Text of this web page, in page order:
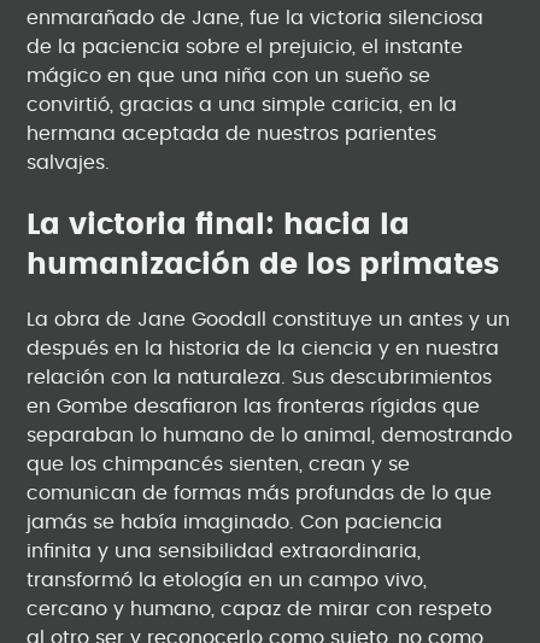
enmarañado de Jane, fue la victoria silenciosa
de la paciencia sobre el prejuicio, el instante
mágico en que una niña con un sueño se
convirtió, gracias a una simple caricia, en la
hermana aceptada de nuestros parientes
salvajes.
La victoria final: hacia la
humanización de los primates
La obra de Jane Goodall constituye un antes y un
después en la historia de la ciencia y en nuestra
relación con la naturaleza. Sus descubrimientos
en Gombe desafiaron las fronteras rígidas que
separaban lo humano de lo animal, demostrando
que los chimpancés sienten, crean y se
comunican de formas más profundas de lo que
jamás se había imaginado. Con paciencia
infinita y una sensibilidad extraordinaria,
transformó la etología en un campo vivo,
cercano y humano, capaz de mirar con respeto
al otro ser y reconocerlo como sujeto, no como